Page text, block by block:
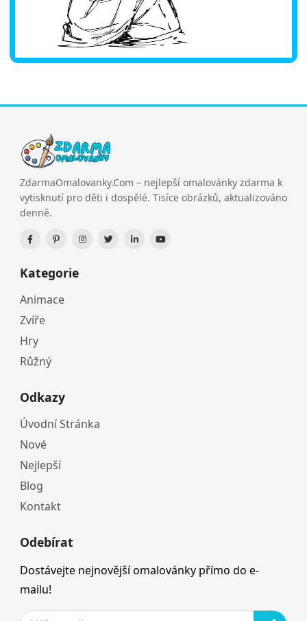
ZdarmaOmalovanky.Com – nejlepší omalovánky zdarma k
vytisknutí pro děti i dospělé. Tisíce obrázků, aktualizováno
denně.
Kategorie
Animace
Zvíře
Hry
Růžný
Odkazy
Úvodní Stránka
Nové
Nejlepší
Blog
Kontakt
Odebírat
Dostávejte nejnovější omalovánky přímo do e-
mailu!